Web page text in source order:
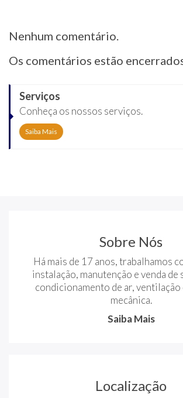
Nenhum comentário.
Os comentários estão
Serviços
Conheça os nossos serviços.
Saiba Mais
Sobre Nós
Há mais de 17 anos, trabalhamos
instalação, manutenção e venda de
condicionamento de ar, ventilação
mecânica.
Saiba Mais
Localização